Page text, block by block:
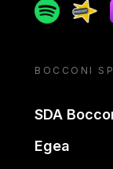
Spotify
BOCCONI
SDA
Egea